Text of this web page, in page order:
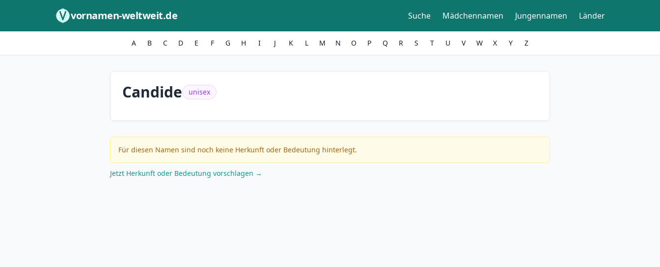
vornamen-weltweit.de Suche Mädchennamen Jungennamen Länder
A B C D E F G H I J K L M N O P Q R S T U V W X Y Z
Candide unisex
Für diesen Namen sind noch keine Herkunft oder Bedeutung hinterlegt.
Jetzt Herkunft oder Bedeutung vorschlagen →